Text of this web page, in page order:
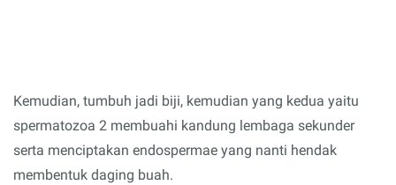
Kemudian, tumbuh jadi biji, kemudian yang kedua yaitu
spermatozoa 2 membuahi kandung lembaga sekunder
serta menciptakan endospermae yang nanti hendak
membentuk daging buah.